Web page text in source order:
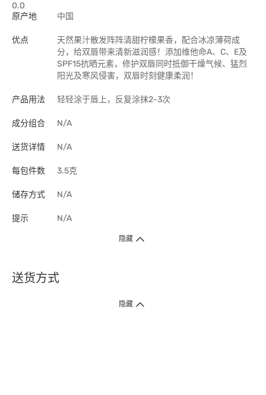
0.0
原产地
中国
优点
天然果汁散发阵阵清甜柠檬果香，配合冰凉薄荷成
分，给双唇带来清新滋润感！添加维他命A、C、E及
SPF15抗晒元素，修护双唇同时抵御干燥气候、猛烈
阳光及寒风侵害，双唇时刻健康柔润！
产品用法 轻轻涂于唇上，反复涂抹2-3次
成分组合 N/A
送货详情 N/A
每包件数 3.5克
储存方式 N/A
提示 N/A
隐藏
送货方式
1. 送货到府（受卫生署条例规管产品除外 ）
隐藏